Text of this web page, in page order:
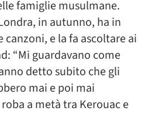
famiglie musulmane.
in autunno, ha in
canzoni, e la fa ascoltare ai
“Mi guardavano come
detto subito che gli
mai e poi mai
a metà tra Kerouac e